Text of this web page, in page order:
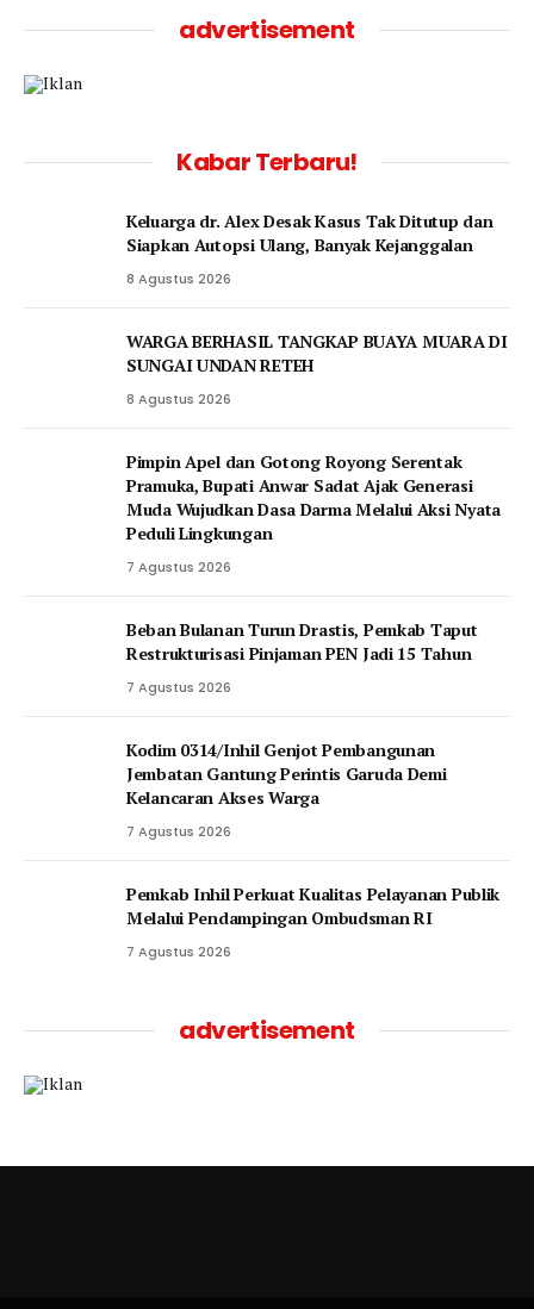
advertisement
Kabar Terbaru!
Keluarga dr. Alex Desak Kasus Tak Ditutup dan
Siapkan Autopsi Ulang, Banyak Kejanggalan
8 Agustus 2026
WARGA BERHASIL TANGKAP BUAYA MUARA DI
SUNGAI UNDAN RETEH
8 Agustus 2026
Pimpin Apel dan Gotong Royong Serentak
Pramuka, Bupati Anwar Sadat Ajak Generasi
Muda Wujudkan Dasa Darma Melalui Aksi Nyata
Peduli Lingkungan
7 Agustus 2026
Beban Bulanan Turun Drastis, Pemkab Taput
Restrukturisasi Pinjaman PEN Jadi 15 Tahun‎
7 Agustus 2026
Kodim 0314/Inhil Genjot Pembangunan
Jembatan Gantung Perintis Garuda Demi
Kelancaran Akses Warga
7 Agustus 2026
Pemkab Inhil Perkuat Kualitas Pelayanan Publik
Melalui Pendampingan Ombudsman RI
7 Agustus 2026
advertisement